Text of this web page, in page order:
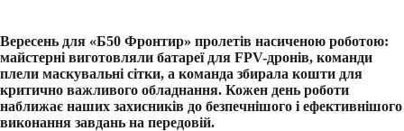
Вересень для «Б50 Фронтир» пролетів насиченою роботою:
майстерні виготовляли батареї для FPV-дронів, команди
плели маскувальні сітки, а команда збирала кошти для
критично важливого обладнання. Кожен день роботи
наближає наших захисників до безпечнішого і ефективнішого
виконання завдань на передовій.